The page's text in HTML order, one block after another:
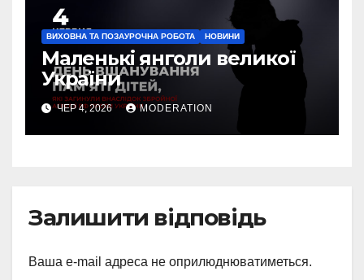
ВИХОВНА ТА ПОЗАУРОЧНА РОБОТА НОВИНИ
Маленькі янголи великої
України
ЧЕР 4, 2026 MODERATION
Залишити відповідь
Ваша e-mail адреса не оприлюднюватиметься.